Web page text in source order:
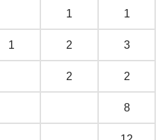
1 1
1 2 3
2 2
8